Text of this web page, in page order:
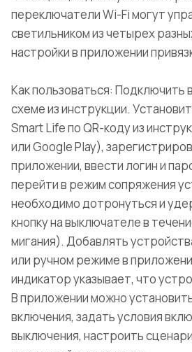
переключатели Wi-Fi могут
светильником из четырех
настройки в приложении
Как пользоваться: Подключить
схеме из инструкции.
Smart Life по QR-коду из
или Google Play),
приложении, ввести логин и
перейти в режим сопряжения
необходимо дотронуться и
кнопку на выключателе в
мигания). Добавлять
или ручном режиме в
индикатор указывает, что
В приложении можно
включения, задать условия
выключения, настроить